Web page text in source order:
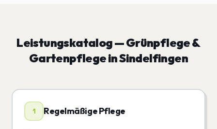
Leistungskatalog —Grünpflege &
GartenpflegeinSindelfingen
1 Regelmäßige Pflege